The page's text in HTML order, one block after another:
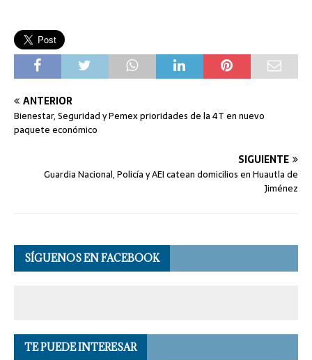
ANTERIOR
Bienestar, Seguridad y Pemex prioridades de la 4T en nuevo
paquete económico
SIGUIENTE
Guardia Nacional, Policía y AEI catean domicilios en Huautla de
Jiménez
SÍGUENOS EN FACEBOOK
TE PUEDE INTERESAR